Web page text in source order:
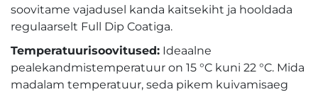
soovitame vajadusel kanda kaitsekiht ja hooldada
regulaarselt Full Dip Coatiga.
Temperatuurisoovitused: Ideaalne
pealekandmistemperatuur on 15 °C kuni 22 °C. Mida
madalam temperatuur, seda pikem kuivamisaeg